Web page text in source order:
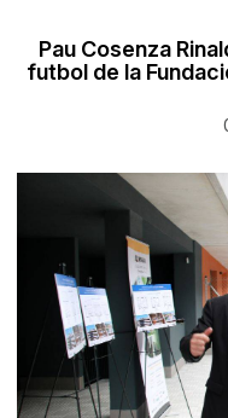
Pau Cosenza
futbol de la